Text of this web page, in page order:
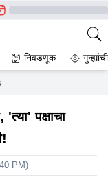
CrimeTak
निवडणूक
a claim to form
पक्षाचा
PM)